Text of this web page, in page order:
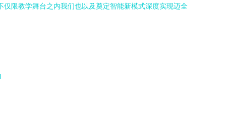
限教学舞台之内我们也以及奠定智能新模式深度实现迈全